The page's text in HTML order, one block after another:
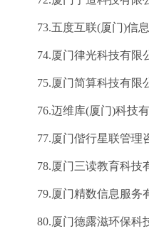
73.五度互联(厦门)信息
74.厦门律光科技有限
75.厦门简算科技有限
76.迈维库(厦门)科技有
77.厦门偕行星联管理
78.厦门三读教育科技
79.厦门精数信息服务
80.厦门德露滋环保科